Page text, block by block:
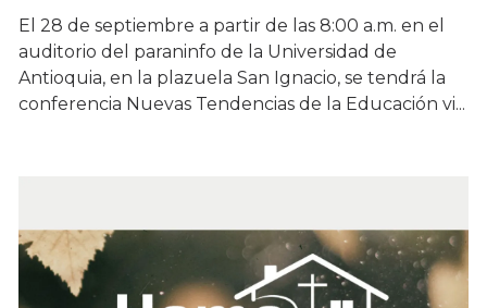
El 28 de septiembre a partir de las 8:00 a.m. en el
auditorio del paraninfo de la Universidad de
Antioquia, en la plazuela San Ignacio, se tendrá la
conferencia Nuevas Tendencias de la Educación vi...